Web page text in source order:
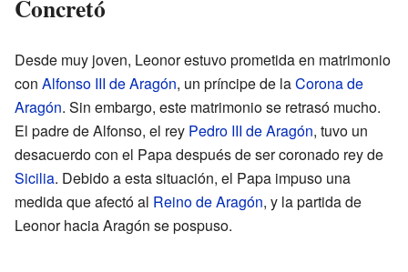
Concretó
Desde muy joven, Leonor estuvo prometida en matrimonio
con Alfonso III de Aragón, un príncipe de laCorona de
Aragón. Sin embargo, este matrimonio se retrasó mucho.
El padre de Alfonso, el rey Pedro III de Aragón, tuvo un
desacuerdo con el Papa después de ser coronado rey de
Sicilia. Debido a esta situación, el Papa impuso una
medida que afectó al Reino de Aragón, y la partida de
Leonor hacia Aragón se pospuso.